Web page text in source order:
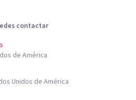
contactar
de América
Unidos de América